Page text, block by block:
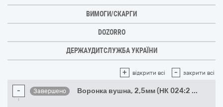
ВИМОГИ/СКАРГИ
DOZORRO
ДЕРЖАУДИТСЛУЖБА УКРАЇНИ
+ відкрити всі - закрити всі
- Завершено Воронка вушна, 2,5мм (НК 024:2 ...